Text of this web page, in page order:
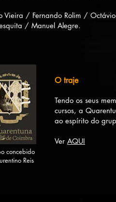
Vieira / Fernando Rolim /
/ Manuel Alegre.​
O traje
Tendo os seus
cursos, a
ao espírito do
Ver AQUI
concebido
Reis